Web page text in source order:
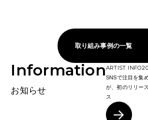
取り組み事例の一覧
Information
お知らせ
ARTIST INFO
SNSで注目を集
が、初のリリー
ス